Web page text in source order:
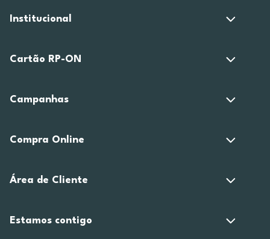
Institucional
Cartão RP-ON
Campanhas
Compra Online
Área de Cliente
Estamos contigo